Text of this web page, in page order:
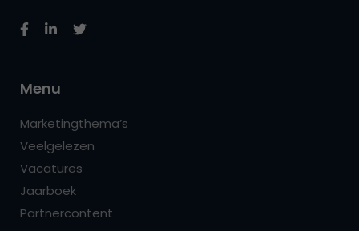
Menu
Marketingthema’s
Veelgelezen
Vacatures
Jaarboek
Partnercontent